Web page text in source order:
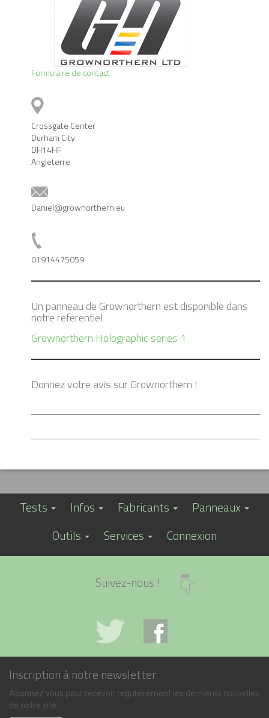
Formulaire de contact
Crossgate Center
Durham City
DH14HF
Angleterre
Daniel@grownorthern.eu
01914475059
Un panneau de Grownorthern est disponible dans
notre referentiel
Grownorthern Holographic series 1
Donnez votre avis sur Grownorthern !
Tests Infos Fabricants
Panneaux
Outils
Services Connexion
Suivez-nous !
Inscription à notre newsletter
Abonnez vous pour recevoir regulierement les dernieres nouvelles
de notre site :